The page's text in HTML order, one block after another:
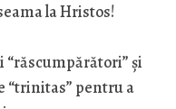
la Hristos!
“răscumpărători” și
“trinitas” pentru a